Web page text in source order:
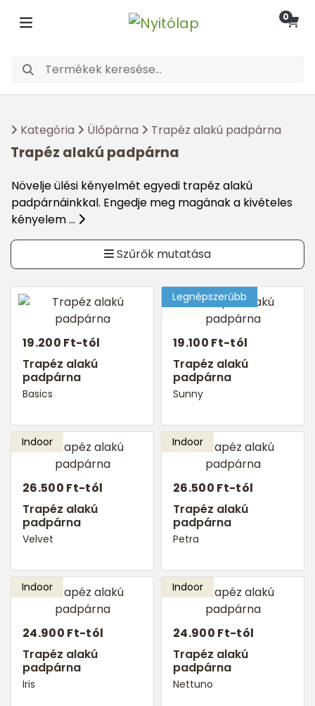
0
Kategória Ülőpárna Trapéz alakú padpárna
Trapéz alakú padpárna
Növelje ülési kényelmét egyedi trapéz alakú
padpárnáinkkal. Engedje meg magának a kivételes
kényelem ...
Szűrők mutatása
19.200 Ft-tól
Trapéz alakú
padpárna
Basics
19.100 Ft-tól
Trapéz alakú
padpárna
Sunny
26.500 Ft-tól
Trapéz alakú
padpárna
Velvet
26.500 Ft-tól
Trapéz alakú
padpárna
Petra
24.900 Ft-tól
Trapéz alakú
padpárna
Iris
24.900 Ft-tól
Trapéz alakú
padpárna
Nettuno